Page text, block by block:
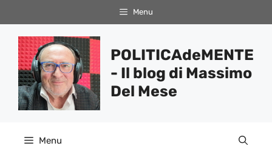
al
contenuto
Menu
POLITICAdeMENTE
- Il blog di Massimo
Del Mese
Menu